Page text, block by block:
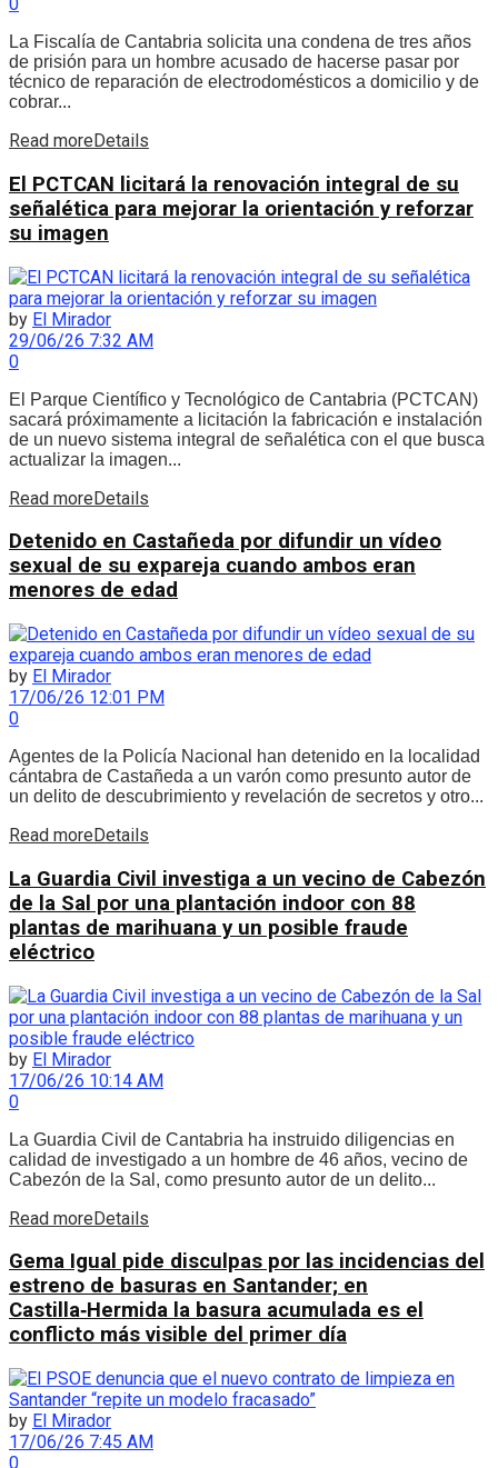
La Fiscalía de Cantabria solicita una condena de tres años
de prisión para un hombre acusado de hacerse pasar por
técnico de reparación de electrodomésticos a domicilio y de
cobrar...
Read more Details
El PCTCAN licitará la renovación integral de su
señalética para mejorar la orientación y reforzar
su imagen
by El Mirador
29/06/26 7:32 AM
0
El Parque Científico y Tecnológico de Cantabria (PCTCAN)
sacará próximamente a licitación la fabricación e instalación
de un nuevo sistema integral de señalética con el que busca
actualizar la imagen...
Read moreDetails
Detenido en Castañeda por difundir un vídeo
sexual de su expareja cuando ambos eran
menores de edad
by El Mirador
17/06/26 12:01 PM
0
Agentes de la Policía Nacional han detenido en la localidad
cántabra de Castañeda a un varón como presunto autor de
un delito de descubrimiento y revelación de secretos y otro...
Read moreDetails
La Guardia Civil investiga a un vecino de Cabezón
de la Sal por una plantación indoor con 88
plantas de marihuana y un posible fraude
eléctrico
by El Mirador
17/06/26 10:14 AM
0
La Guardia Civil de Cantabria ha instruido diligencias en
calidad de investigado a un hombre de 46 años, vecino de
Cabezón de la Sal, como presunto autor de un delito...
Read moreDetails
Gema Igual pide disculpas por las incidencias del
estreno de basuras en Santander; en
Castilla‑Hermida la basura acumulada es el
conflicto más visible del primer día
by El Mirador
17/06/26 7:45 AM
0